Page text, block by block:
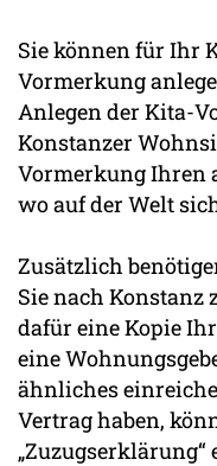
Sie können für Ihr
Vormerkung
Anlegen der Kita-
Konstanzer
Vormerkung Ihren
wo auf der Welt
Zusätzlich
Sie nach Konstanz
dafür eine Kopie
eine
ähnliches
Vertrag haben,
„Zuzugserklärung“